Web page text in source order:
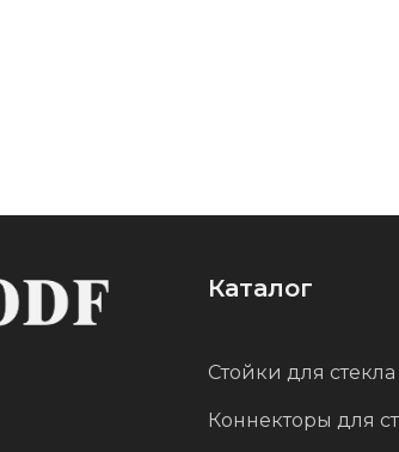
Каталог
Стойки для стекла
Коннекторы для